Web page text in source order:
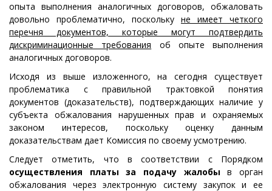
опыта выполнения аналогичных договоров, обжаловать
довольно проблематично, поскольку не имеет четкого
перечня документов, которые могут подтвердить
дискриминационные требования об опыте выполнения
аналогичных договоров.
Исходя из выше изложенного, на сегодня существует
проблематика с правильной трактовкой понятия
документов (доказательств), подтверждающих наличие у
субъекта обжалования нарушенных прав и охраняемых
законом интересов, поскольку оценку данным
доказательствам дает Комиссия по своему усмотрению.
Следует отметить, что в соответствии с Порядком
осуществления платы за подачу жалобы в орган
обжалования через электронную систему закупок и ее